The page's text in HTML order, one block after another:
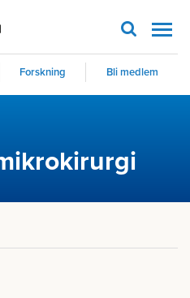
Forskning Bli medlem